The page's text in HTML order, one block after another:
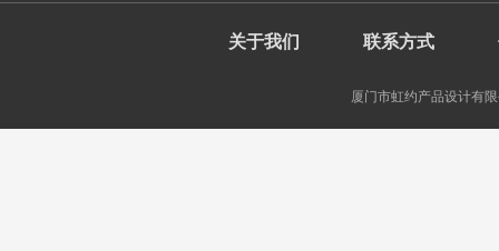
关于我们 联系方式
厦门市虹约产品设计有